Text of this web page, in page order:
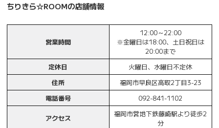
ちりきら☆ROOMの店舗情報
営業時間
12:00～22:00
※金曜日は18:00、土日祝日は
20:00まで
定休日
火曜日、水曜日不定休
住所
福岡市早良区高取2丁目3-23
電話番号
092-841-1102
アクセス
福岡市営地下鉄藤崎駅より徒歩2
分